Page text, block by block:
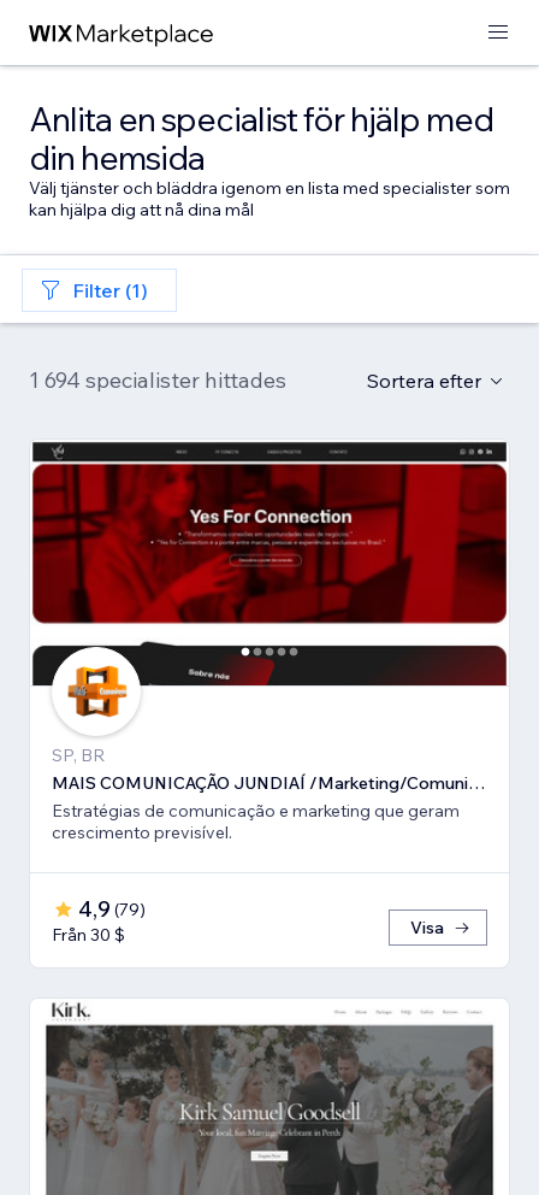
Anlita en specialist för hjälp med
din hemsida
Välj tjänster och bläddra igenom en lista med specialister som
kan hjälpa dig att nå dina mål
Filter (1)
1 694 specialister hittades Sortera efter
SP, BR
MAIS COMUNICAÇÃO JUNDIAÍ /Marketing/Comunicação estratégica
Estratégias de comunicação e marketing que geram
crescimento previsível.
4,9 (79)
Från 30 $
Visa